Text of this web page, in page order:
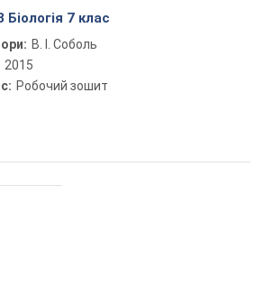
Біологія 7 клас
В. І. Соболь
2015
Робочий зошит